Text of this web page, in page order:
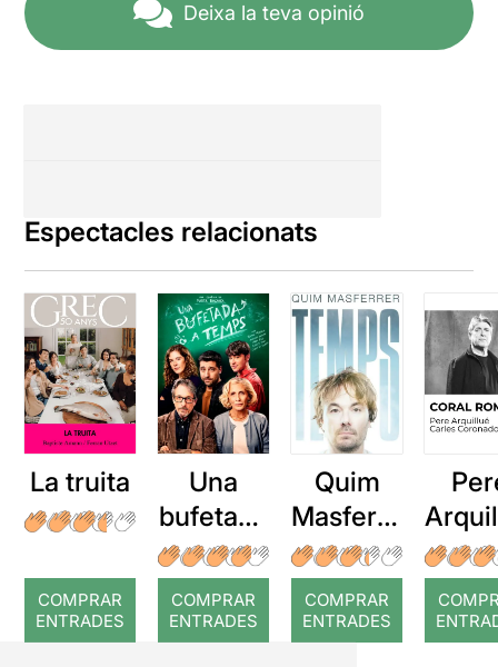
Deixa la teva opinió
Espectacles relacionats
La truita
COMPRAR
ENTRADES
Una
bufetada
a temps
COMPRAR
ENTRADES
Quim
Masferre
r: Temps
COMPRAR
ENTRADES
: